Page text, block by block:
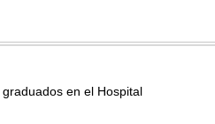
en el Hospital